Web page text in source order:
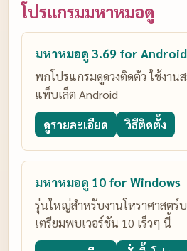
โปรแกรมมหาหมอดู
มหาหมอดู 3.69 for Android
พกโปรแกรมดูดวงติดตัว ใช้งา
แท็บเล็ต Android
ดูรายละเอียด วิธีติดตั้ง
มหาหมอดู 10 for Windows
รุ่นใหญ่สำหรับงานโหราศาสตร์
เตรียมพบเวอร์ชัน 10 เร็วๆ นี้